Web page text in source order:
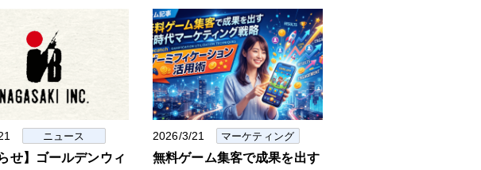
ニュース
せ】ゴールデンウィ
2026/3/21 マーケティング
無料ゲーム集客で成果を出す